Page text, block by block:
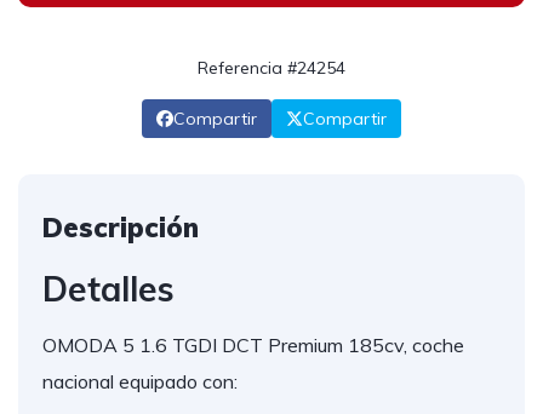
Referencia #24254
Compartir Compartir
Descripción
Detalles
OMODA 5 1.6 TGDI DCT Premium 185cv, coche
nacional equipado con: